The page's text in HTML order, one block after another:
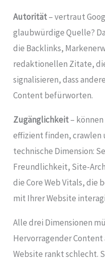
Autorität– vertraut
glaubwürdige Quelle?
die Backlinks,
redaktionellen Zitate,
signalisieren, dass
Content befürworten.
Zugänglichkeit–
effizient finden, crawlen
technische Dimension:
Freundlichkeit, Site-
die Core Web Vitals, die
mit Ihrer Website
Alle drei Dimensionen
Hervorragender
Website rankt schlecht.